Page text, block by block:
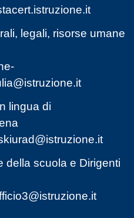
legali, risorse umane
lingua di
della scuola e Dirigenti